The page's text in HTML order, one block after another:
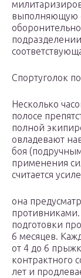
выполняющую
Спортуголок
Несколько
полосе
полной
овладевают
боя
применения
считается
она
подготовки
6 месяцев.
от 4 до 6
контрактного
лет и